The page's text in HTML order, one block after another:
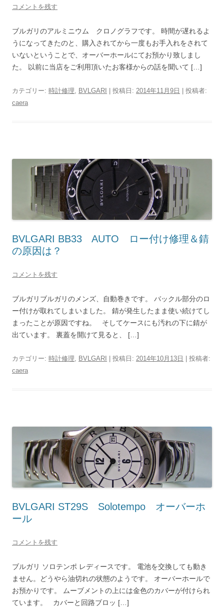
コメントを残す
ブルガリのアルミニウム クロノグラフです。 時間が遅れるよ
うになってきたのと、購入されてから一度もお手入れをされて
いないということで、オーバーホールにてお預かり致しまし
た。 以前に当店をご利用頂いたお客様からの話を聞いて […]
カテゴリー: 時計修理, BVLGARI | 投稿日: 2014年11月9日
投稿者:
caera
BVLGARI BB33 AUTO ロー付け修理＆錆
の原因は？
コメントを残す
ブルガリブルガリのメンズ、自動巻きです。 バックル部分のロ
ー付けが取れてしまいました。 錆が発生したまま使い続けてし
まったことが原因ですね。 そしてケースにも汚れの下に錆が
出ています。 裏蓋を開けて見ると、 […]
カテゴリー: 時計修理, BVLGARI | 投稿日: 2014年10月13日
投稿者:
caera
BVLGARI ST29S Solotempo オーバーホ
ール
コメントを残す
ブルガリ ソロテンポ レディースです。 電池を交換しても動き
ません。どうやら油切れの状態のようです。 オーバーホールで
お預かりです。 ムーブメントの上には金色のカバーが付けられ
ています。 カバーと回路ブロッ […]